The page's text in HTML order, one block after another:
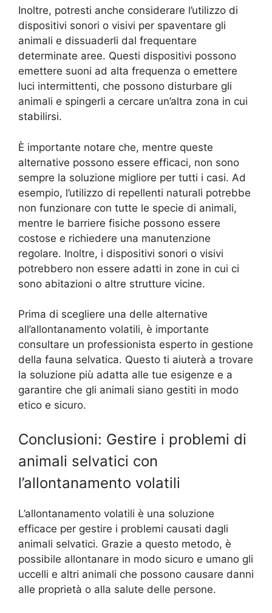
Inoltre, potresti anche considerare l’utilizzo di
dispositivi sonori o visivi per spaventare gli
animali e dissuaderli dal frequentare
determinate aree. Questi dispositivi possono
emettere suoni ad alta frequenza o emettere
luci intermittenti, che possono disturbare gli
animali e spingerli a cercare un’altra zona in cui
stabilirsi.
È importante notare che, mentre queste
alternative possono essere efficaci, non sono
sempre la soluzione migliore per tutti i casi. Ad
esempio, l’utilizzo di repellenti naturali potrebbe
non funzionare con tutte le specie di animali,
mentre le barriere fisiche possono essere
costose e richiedere una manutenzione
regolare. Inoltre, i dispositivi sonori o visivi
potrebbero non essere adatti in zone in cui ci
sono abitazioni o altre strutture vicine.
Prima di scegliere una delle alternative
all’allontanamento volatili, è importante
consultare un professionista esperto in gestione
della fauna selvatica. Questo ti aiuterà a trovare
la soluzione più adatta alle tue esigenze e a
garantire che gli animali siano gestiti in modo
etico e sicuro.
Conclusioni: Gestire i problemi di
animali selvatici con
l’allontanamento volatili
L’allontanamento volatili è una soluzione
efficace per gestire i problemi causati dagli
animali selvatici. Grazie a questo metodo, è
possibile allontanare in modo sicuro e umano gli
uccelli e altri animali che possono causare danni
alle proprietà o alla salute delle persone.